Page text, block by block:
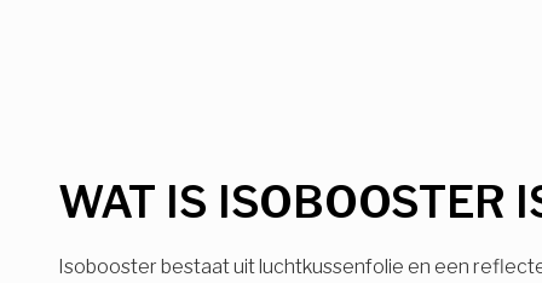
WAT IS ISOBOOSTER
Isobooster bestaat uit luchtkussenfolie en een